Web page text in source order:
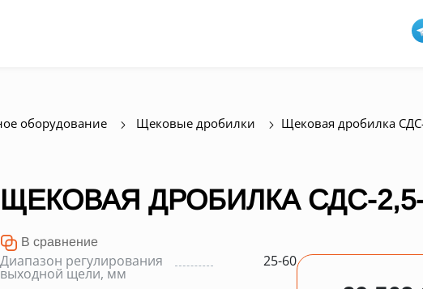
оборудование Щековые дробилки Щековая дробилка
ЩЕКОВАЯ ДРОБИЛКА СДС-
В сравнение
Диапазон регулирования
выходной щели, мм
25-60